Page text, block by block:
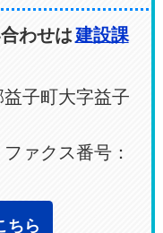
わせは建設課
子町大字益子
ァクス番号：
ちら